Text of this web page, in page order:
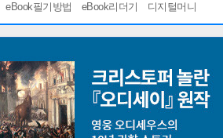
eBook필기방법 eBook리더기 디지털머니